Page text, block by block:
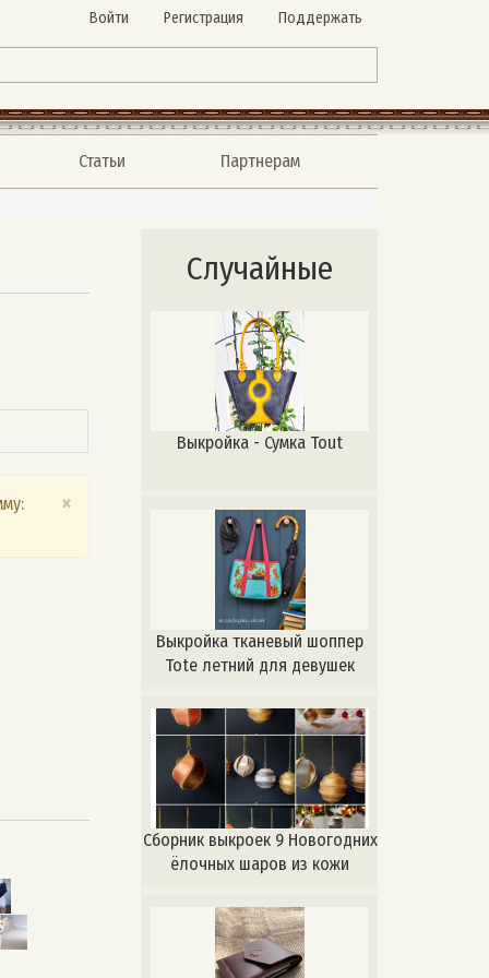
Войти Регистрация Поддержать
Статьи Партнерам
×
Случайные
Выкройка - Сумка Tout
Выкройка тканевый шоппер
Tote летний для девушек
Сборник выкроек 9 Новогодних
ёлочных шаров из кожи